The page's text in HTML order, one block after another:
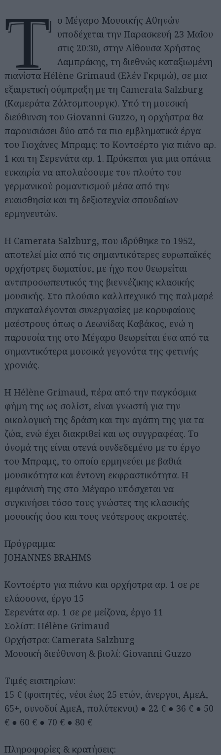
Τ
ο Μέγαρο Μουσικής Αθηνών
υποδέχεται την Παρασκευή 23 Μαΐου
στις 20:30, στην Αίθουσα Χρήστος
Λαμπράκης, τη διεθνώς καταξιωμένη
πιανίστα Hélène Grimaud (Ελέν Γκριμώ), σε μια
εξαιρετική σύμπραξη με τη Camerata Salzburg
(Καμεράτα Ζάλτσμπουργκ). Υπό τη μουσική
διεύθυνση του Giovanni Guzzo, η ορχήστρα θα
παρουσιάσει δύο από τα πιο εμβληματικά έργα
του Γιοχάνες Μπραμς: το Κοντσέρτο για πιάνο αρ.
1 και τη Σερενάτα αρ. 1. Πρόκειται για μια σπάνια
ευκαιρία να απολαύσουμε τον πλούτο του
γερμανικού ρομαντισμού μέσα από την
ευαισθησία και τη δεξιοτεχνία σπουδαίων
ερμηνευτών.
Η Camerata Salzburg, που ιδρύθηκε το 1952,
αποτελεί μία από τις σημαντικότερες ευρωπαϊκές
ορχήστρες δωματίου, με ήχο που θεωρείται
αντιπροσωπευτικός της βιεννέζικης κλασικής
μουσικής. Στο πλούσιο καλλιτεχνικό της παλμαρέ
συγκαταλέγονται συνεργασίες με κορυφαίους
μαέστρους όπως ο Λεωνίδας Καβάκος, ενώ η
παρουσία της στο Μέγαρο θεωρείται ένα από τα
σημαντικότερα μουσικά γεγονότα της φετινής
χρονιάς.
Η Hélène Grimaud, πέρα από την παγκόσμια
φήμη της ως σολίστ, είναι γνωστή για την
οικολογική της δράση και την αγάπη της για τα
ζώα, ενώ έχει διακριθεί και ως συγγραφέας. Το
όνομά της είναι στενά συνδεδεμένο με το έργο
του Μπραμς, το οποίο ερμηνεύει με βαθιά
μουσικότητα και έντονη εκφραστικότητα. Η
εμφάνισή της στο Μέγαρο υπόσχεται να
συγκινήσει τόσο τους γνώστες της κλασικής
μουσικής όσο και τους νεότερους ακροατές.
Πρόγραμμα:
JOHANNES BRAHMS
Κοντσέρτο για πιάνο και ορχήστρα αρ. 1 σε ρε
ελάσσονα, έργο 15
Σερενάτα αρ. 1 σε ρε μείζονα, έργο 11
Σολίστ: Hélène Grimaud
Ορχήστρα: Camerata Salzburg
Μουσική διεύθυνση & βιολί: Giovanni Guzzo
Τιμές εισιτηρίων:
15 € (φοιτητές, νέοι έως 25 ετών, άνεργοι, ΑμεΑ,
65+, συνοδοί ΑμεΑ, πολύτεκνοι) ● 22 € ● 36 € ● 50
€ ● 60 € ● 70 € ● 80 €
Πληροφορίες & κρατήσεις: